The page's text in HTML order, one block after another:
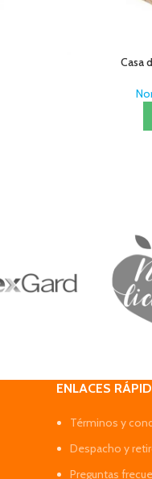
Casa
ENLACES
Términos y
Despacho y
Preguntas